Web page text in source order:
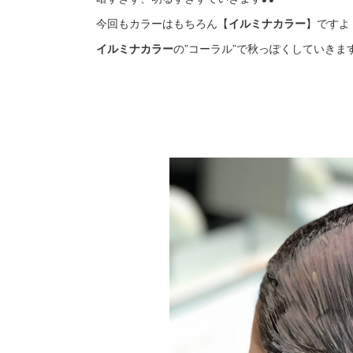
今回もカラーはもちろん【イルミナカラー】ですよ
イルミナカラーの”コーラル”で秋っぽくしていき